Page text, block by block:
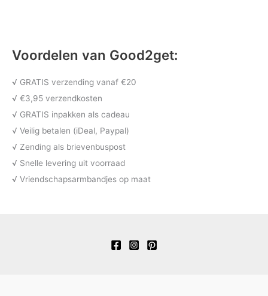
Voordelen van Good2get:
√ GRATIS verzending vanaf €20
√ €3,95 verzendkosten
√ GRATIS inpakken als cadeau
√ Veilig betalen (iDeal, Paypal)
√ Zending als brievenbuspost
√ Snelle levering uit voorraad
√ Vriendschapsarmbandjes op maat